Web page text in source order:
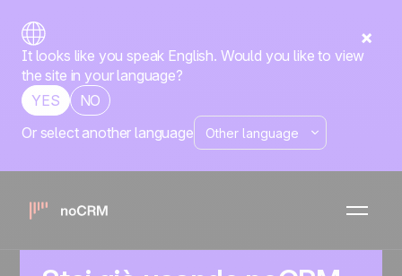
It looks like you speak English. Would you like to view
the site in your language?
YES
NO
Or select another languageContatto